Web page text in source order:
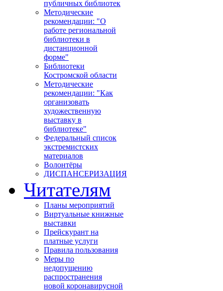
публичных библиотек
Методические
рекомендации: "О
работе региональной
библиотеки в
дистанционной
форме"
Библиотеки
Костромской области
Методические
рекомендации: "Как
организовать
художественную
выставку в
библиотеке"
Федеральный список
экстремистских
материалов
Волонтёры
ДИСПАНСЕРИЗАЦИЯ
Читателям
Планы мероприятий
Виртуальные книжные
выставки
Прейскурант на
платные услуги
Правила пользования
Меры по
недопущению
распространения
новой коронавирусной